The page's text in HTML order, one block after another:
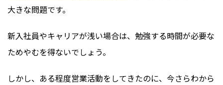
大きな問題です。
新入社員やキャリアが浅い場合は、勉強する時間が必要な
ためやむを得ないでしょう。
しかし、ある程度営業活動をしてきたのに、今さらわから